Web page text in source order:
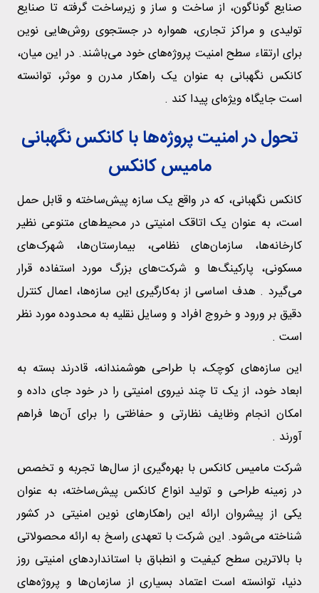
صنایع گوناگون، از ساخت و ساز و زیرساخت گرفته تا صنایع
تولیدی و مراکز تجاری، همواره در جستجوی روش‌هایی نوین
برای ارتقاء سطح امنیت پروژه‌های خود می‌باشند. در این میان،
کانکس نگهبانی به عنوان یک راهکار مدرن و موثر، توانسته
است جایگاه ویژه‌ای پیدا کند .
تحول در امنیت پروژه‌ها با کانکس نگهبانی
مامیس کانکس
کانکس نگهبانی، که در واقع یک سازه پیش‌ساخته و قابل حمل
است، به عنوان یک اتاقک امنیتی در محیط‌های متنوعی نظیر
کارخانه‌ها، سازمان‌های نظامی، بیمارستان‌ها، شهرک‌های
مسکونی، پارکینگ‌ها و شرکت‌های بزرگ مورد استفاده قرار
می‌گیرد . هدف اساسی از به‌کارگیری این سازه‌ها، اعمال کنترل
دقیق بر ورود و خروج افراد و وسایل نقلیه به محدوده مورد نظر
است .
این سازه‌های کوچک، با طراحی هوشمندانه، قادرند بسته به
ابعاد خود، از یک تا چند نیروی امنیتی را در خود جای داده و
امکان انجام وظایف نظارتی و حفاظتی را برای آن‌ها فراهم
آورند .
شرکت مامیس کانکس با بهره‌گیری از سال‌ها تجربه و تخصص
در زمینه طراحی و تولید انواع کانکس پیش‌ساخته، به عنوان
یکی از پیشروان ارائه این راهکارهای نوین امنیتی در کشور
شناخته می‌شود. این شرکت با تعهدی راسخ به ارائه محصولاتی
با بالاترین سطح کیفیت و انطباق با استانداردهای امنیتی روز
دنیا، توانسته است اعتماد بسیاری از سازمان‌ها و پروژه‌های